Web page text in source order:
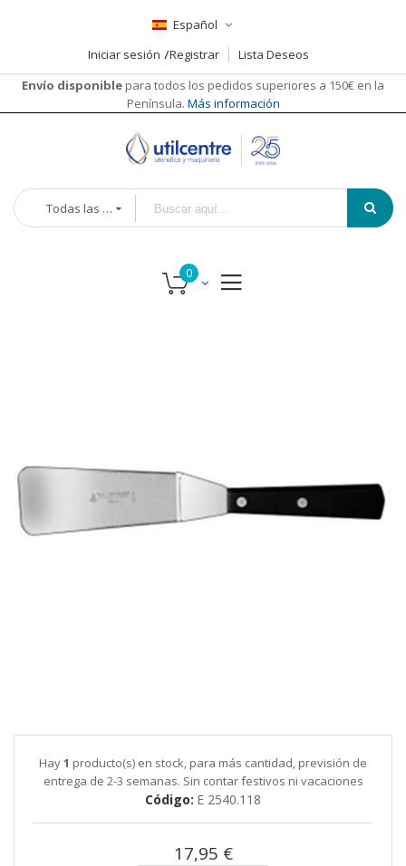
Español
Iniciar sesión
Registrar
Lista Deseos
Envío disponible para todos los pedidos superiores a 150€ en la
Península. Más información
Todas las categorías
comienzo
galería
imágenes
Hay1 producto(s) en stock, para más cantidad, previsión de
entrega de 2-3 semanas. Sin contar festivos ni vacaciones
Código E 2540.118
17,95 €